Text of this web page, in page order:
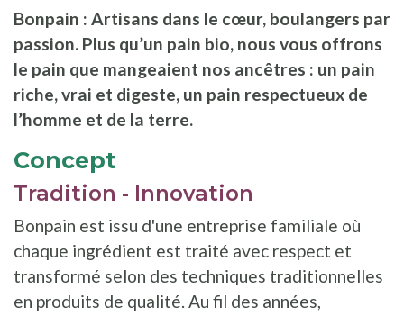
Bonpain : Artisans dans le cœur, boulangers par
passion. Plus qu’un pain bio, nous vous offrons
le pain que mangeaient nos ancêtres : un pain
riche, vrai et digeste, un pain respectueux de
l’homme et de la terre.
Concept
Tradition - Innovation
Bonpain est issu d'une entreprise familiale où
chaque ingrédient est traité avec respect et
transformé selon des techniques traditionnelles
en produits de qualité. Au fil des années,